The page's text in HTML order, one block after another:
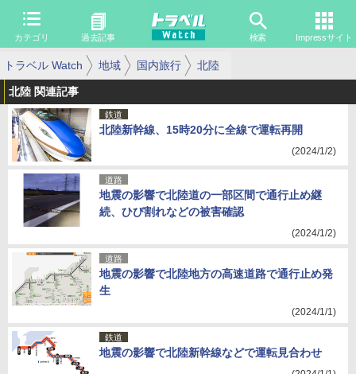
カテゴリ 過去記事 検索 Impressサイト
トラベル Watch 地域 国内旅行 北陸
北陸 関連記事
鉄道
北陸新幹線、15時20分に全線で運転再開
(2024/1/2)
道路
地震の影響で北陸道の一部区間で通行止め継
続、ひび割れなどの被害確認
(2024/1/2)
道路
地震の影響で北陸地方の高速道路で通行止め発
生
(2024/1/1)
鉄道
地震の影響で北陸新幹線などで運転見合わせ